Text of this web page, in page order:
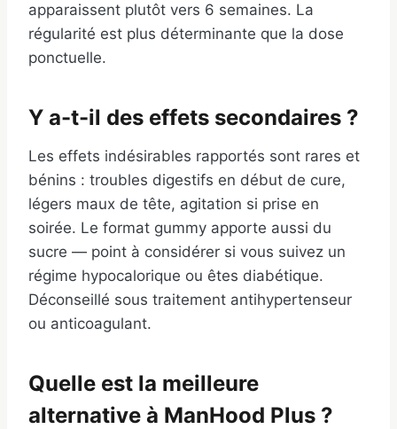
apparaissent plutôt vers 6 semaines. La
régularité est plus déterminante que la dose
ponctuelle.
Y a-t-il des effets secondaires ?
Les effets indésirables rapportés sont rares et
bénins : troubles digestifs en début de cure,
légers maux de tête, agitation si prise en
soirée. Le format gummy apporte aussi du
sucre — point à considérer si vous suivez un
régime hypocalorique ou êtes diabétique.
Déconseillé sous traitement antihypertenseur
ou anticoagulant.
Quelle est la meilleure
alternative à ManHood Plus ?